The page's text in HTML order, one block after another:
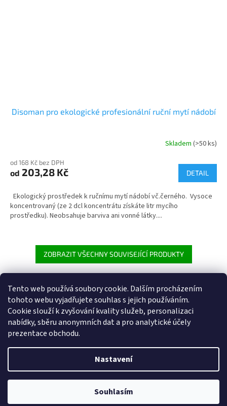
Tento web používá soubory cookie. Dalším procházením
tohoto webu vyjadřujete souhlas s jejich používáním.
Cookieslouží k zvyšování kvality služeb, personalizaci
nabídky, sběru anonymních dat a pro analytické účely
prezentace obchodu.
Nastavení
Souhlasím
Disoman pro ekologické profesionální ruční mytí nádobí
produktu
je
z
5
hvězdiček.
Skladem(>50 ks)
od 168 Kč bez DPH
od 203,28 Kč DETAIL
Ekologický prostředek k ručnímu mytí nádobí vč.černého. Vysoce
koncentrovaný (ze 2 dcl koncentrátu získáte litr mycího
prostředku). Neobsahuje barviva ani vonné látky....
ZOBRAZIT VŠECHNY SOUVISEJÍCÍ PRODUKTY
Heureka.cz
Vytvořil Shoptet
Hilso. Všechna práva vyhrazena.